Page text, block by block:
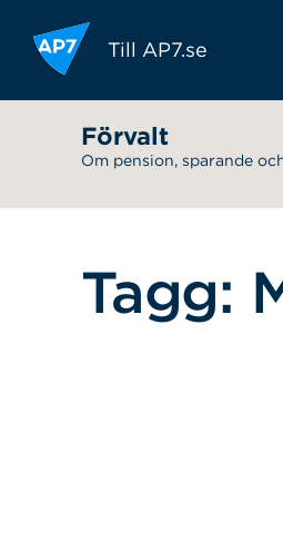
Till AP7.se
Förvalt
Om pension, sparande
Tagg: